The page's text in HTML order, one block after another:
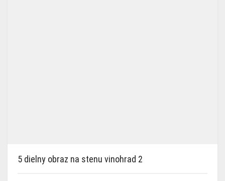
5 dielny obraz na stenu vinohrad 2